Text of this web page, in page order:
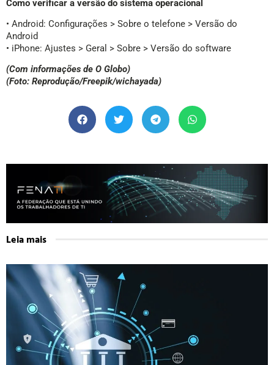
Como verificar a versão do sistema operacional
• Android: Configurações > Sobre o telefone > Versão do
Android
• iPhone: Ajustes > Geral > Sobre > Versão do software
(Com informações de O Globo)
(Foto: Reprodução/Freepik/wichayada)
Leia mais